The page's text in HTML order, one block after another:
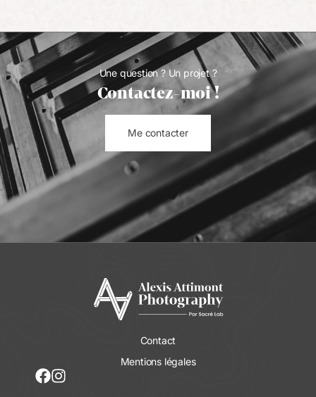
Une question ? Un projet ?
Contactez-moi !
Me contacter
Contact
Mentions légales